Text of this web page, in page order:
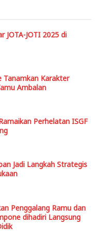
JOTA-JOTI 2025 di
Tanamkan Karakter
Ambalan
Perhelatan ISGF
Jadi Langkah Strategis
Penggalang Ramu dan
dihadiri Langsung